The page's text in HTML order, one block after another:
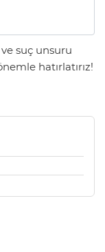
suç unsuru
hatırlatırız!